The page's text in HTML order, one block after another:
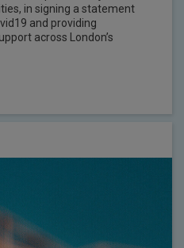
in signing a statement
and providing
across London’s